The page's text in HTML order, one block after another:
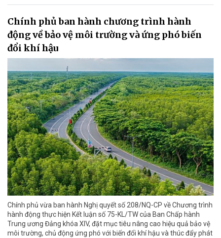
Chính phủ ban hành chương trình hành
động về bảo vệ môi trường và ứng phó biến
đổi khí hậu
Chính phủ vừa ban hành Nghị quyết số 208/NQ-CP về Chương trình
hành động thực hiện Kết luận số 75-KL/TW của Ban Chấp hành
Trung ương Đảng khóa XIV, đặt mục tiêu nâng cao hiệu quả bảo vệ
môi trường, chủ động ứng phó với biến đổi khí hậu và thúc đẩy phát